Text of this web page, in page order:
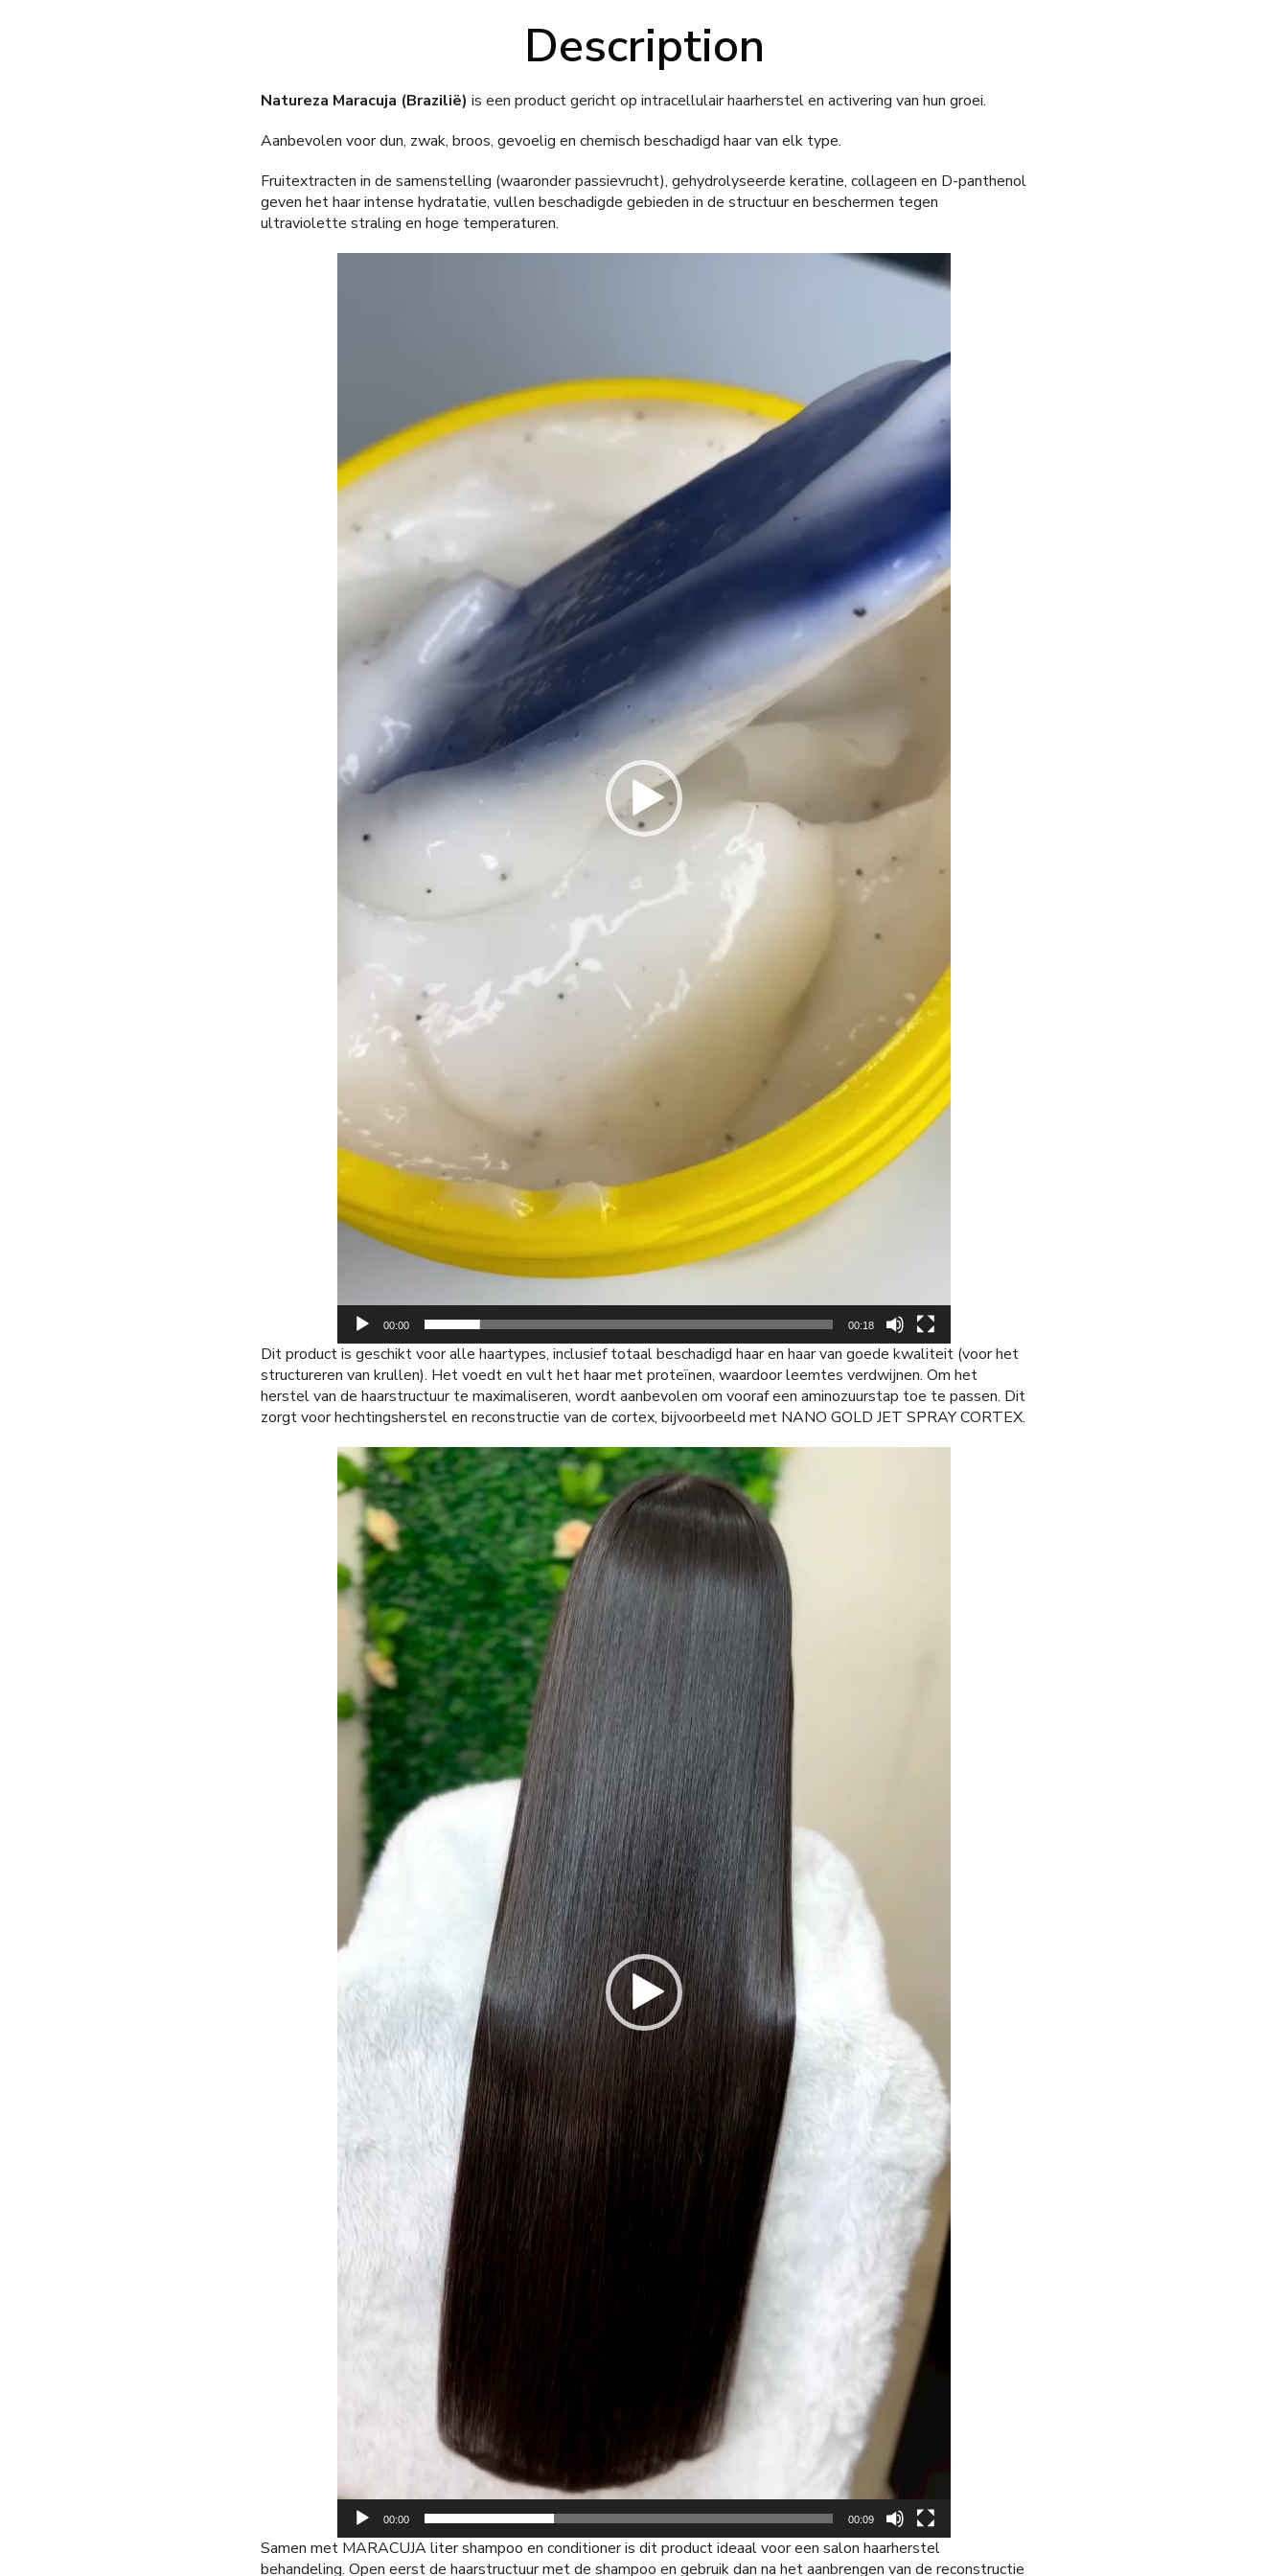
Description
Natureza Maracuja (Brazilië) is een product gericht op intracellulair haarherstel en activering van hun groei.
Aanbevolen voor dun, zwak, broos, gevoelig en chemisch beschadigd haar van elk type.
Fruitextracten in de samenstelling (waaronder passievrucht), gehydrolyseerde keratine, collageen en D-panthenol
geven het haar intense hydratatie, vullen beschadigde gebieden in de structuur en beschermen tegen
ultraviolette straling en hoge temperaturen.
00:00 00:18
Dit product is geschikt voor alle haartypes, inclusief totaal beschadigd haar en haar van goede kwaliteit (voor het
structureren van krullen). Het voedt en vult het haar met proteïnen, waardoor leemtes verdwijnen. Om het
herstel van de haarstructuur te maximaliseren, wordt aanbevolen om vooraf een aminozuurstap toe te passen. Dit
zorgt voor hechtingsherstel en reconstructie van de cortex, bijvoorbeeld met NANO GOLD JET SPRAY CORTEX.
Videospeler
00:00 00:09
Samen met MARACUJA liter shampoo en conditioner is dit product ideaal voor een salon haarherstel
behandeling. Open eerst de haarstructuur met de shampoo en gebruik dan na het aanbrengen van de reconstructie